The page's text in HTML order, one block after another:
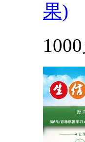
果)
1000